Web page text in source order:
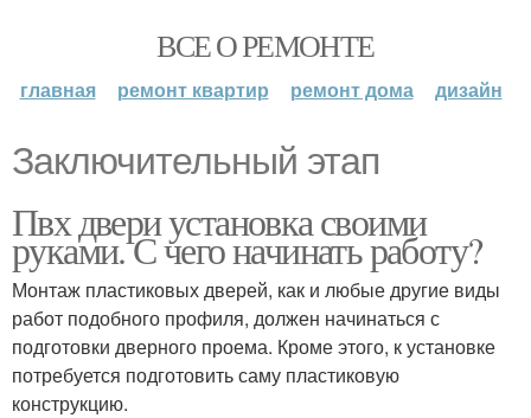
ВСЕ О РЕМОНТЕ
главная ремонт квартир ремонт дома дизайн
Заключительный этап
Пвх двери установка своими
руками. С чего начинать работу?
Монтаж пластиковых дверей, как и любые другие виды
работ подобного профиля, должен начинаться с
подготовки дверного проема. Кроме этого, к установке
потребуется подготовить саму пластиковую
конструкцию.